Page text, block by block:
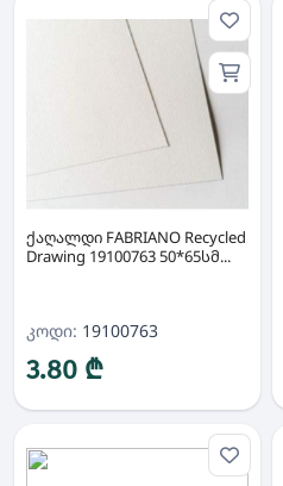
ქაღალდი FABRIANO Recycled
Drawing 19100763 50*65სმ...
კოდი: 19100763
3.80 ₾